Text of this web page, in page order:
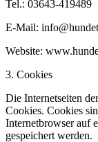
Tel.: 03643-419489
E-Mail:
Website:
3. Cookies
Die Internetseiten
Cookies. Cookies
Internetbrowser auf
gespeichert werden.